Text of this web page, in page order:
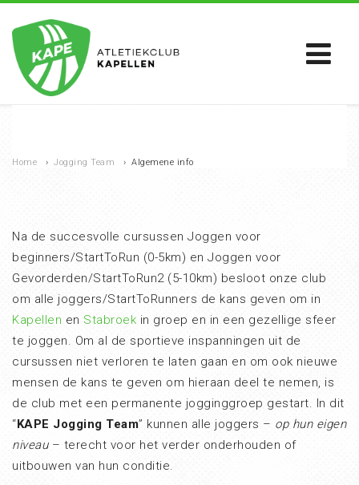
Home › Jogging Team › Algemene info
Na de succesvolle cursussen Joggen voor
beginners/StartToRun (0-5km) en Joggen voor
Gevorderden/StartToRun2 (5-10km) besloot onze club
om alle joggers/StartToRunners de kans geven om in
Kapellen en Stabroek in groep en in een gezellige sfeer
te joggen. Om al de sportieve inspanningen uit de
cursussen niet verloren te laten gaan en om ook nieuwe
mensen de kans te geven om hieraan deel te nemen, is
de club met een permanente jogginggroep gestart. In dit
“KAPE Jogging Team” kunnen alle joggers – op hun eigen
niveau– terecht voor het verder onderhouden of
uitbouwen van hun conditie.